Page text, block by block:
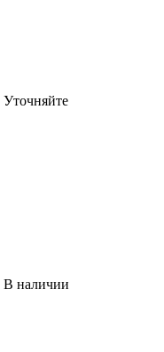
Уточняйте
В наличии